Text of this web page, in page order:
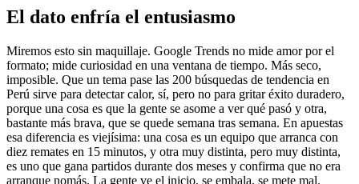
El dato enfría el entusiasmo
Miremos esto sin maquillaje. Google Trends no mide amor por el
formato; mide curiosidad en una ventana de tiempo. Más seco,
imposible. Que un tema pase las 200 búsquedas de tendencia en
Perú sirve para detectar calor, sí, pero no para gritar éxito duradero,
porque una cosa es que la gente se asome a ver qué pasó y otra,
bastante más brava, que se quede semana tras semana. En apuestas
esa diferencia es viejísima: una cosa es un equipo que arranca con
diez remates en 15 minutos, y otra muy distinta, pero muy distinta,
es uno que gana partidos durante dos meses y confirma que no era
arranque nomás. La gente ve el inicio, se embala, se mete mal.